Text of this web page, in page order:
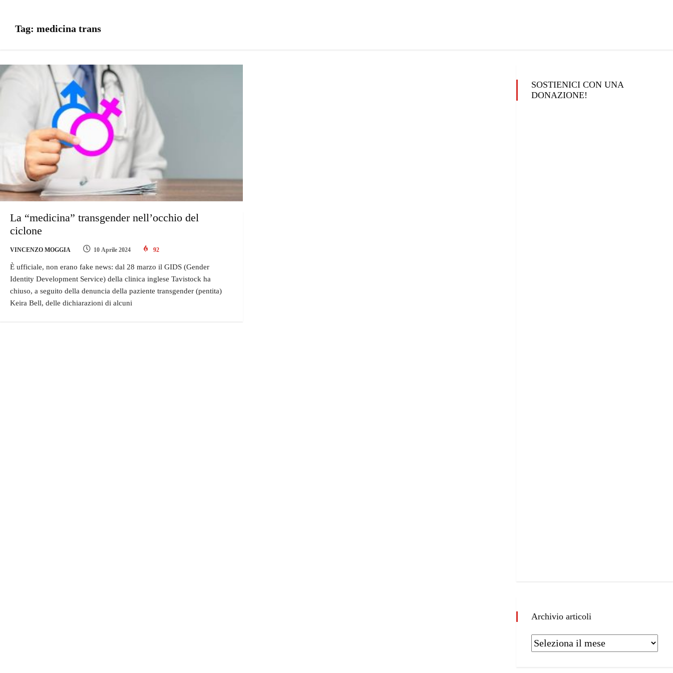
Tag: medicina trans
La “medicina” transgender nell’occhio del
ciclone
VINCENZO MOGGIA 10 Aprile 2024 92
È ufficiale, non erano fake news: dal 28 marzo il GIDS (Gender
Identity Development Service) della clinica inglese Tavistock ha
chiuso, a seguito della denuncia della paziente transgender (pentita)
Keira Bell, delle dichiarazioni di alcuni
SOSTIENICI CON UNA
DONAZIONE!
Archivio articoli